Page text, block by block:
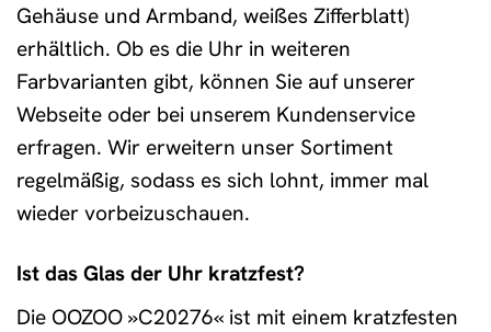
Gehäuse und Armband, weißes Zifferblatt)
erhältlich. Ob es die Uhr in weiteren
Farbvarianten gibt, können Sie auf unserer
Webseite oder bei unserem Kundenservice
erfragen. Wir erweitern unser Sortiment
regelmäßig, sodass es sich lohnt, immer mal
wieder vorbeizuschauen.
Ist das Glas der Uhr kratzfest?
Die OOZOO »C20276« ist mit einem kratzfesten